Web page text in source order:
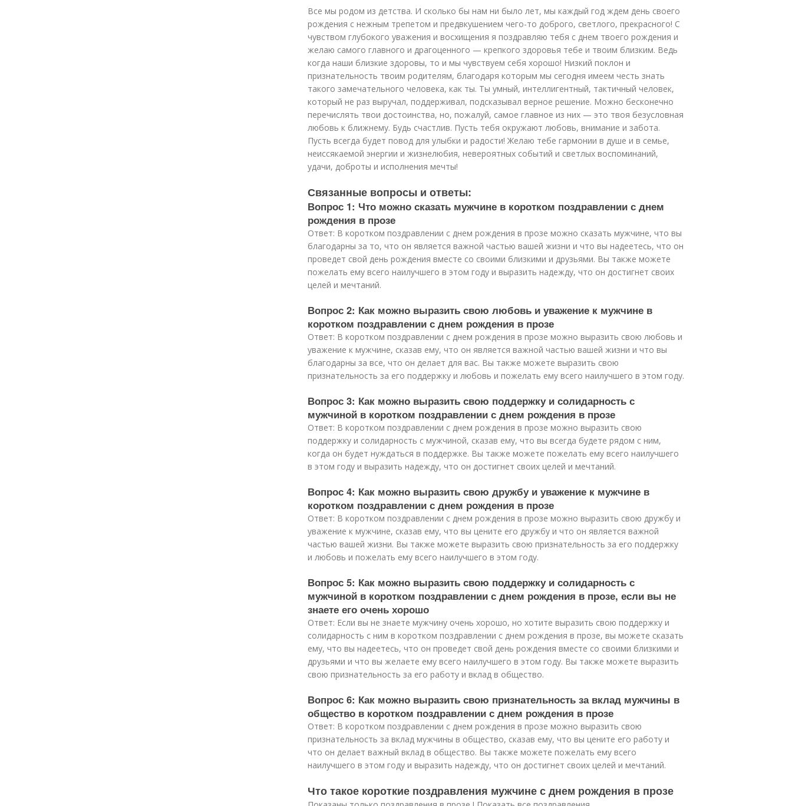
Все мы родом из детства. И сколько бы нам ни было лет, мы каждый год ждем день своего
рождения с нежным трепетом и предвкушением чего-то доброго, светлого, прекрасного! С
чувством глубокого уважения и восхищения я поздравляю тебя с днем твоего рождения и
желаю самого главного и драгоценного — крепкого здоровья тебе и твоим близким. Ведь
когда наши близкие здоровы, то и мы чувствуем себя хорошо! Низкий поклон и
признательность твоим родителям, благодаря которым мы сегодня имеем честь знать
такого замечательного человека, как ты. Ты умный, интеллигентный, тактичный человек,
который не раз выручал, поддерживал, подсказывал верное решение. Можно бесконечно
перечислять твои достоинства, но, пожалуй, самое главное из них — это твоя безусловная
любовь к ближнему. Будь счастлив. Пусть тебя окружают любовь, внимание и забота.
Пусть всегда будет повод для улыбки и радости! Желаю тебе гармонии в душе и в семье,
неиссякаемой энергии и жизнелюбия, невероятных событий и светлых воспоминаний,
удачи, доброты и исполнения мечты!
Связанные вопросы и ответы:
Вопрос 1: Что можно сказать мужчине в коротком поздравлении с днем
рождения в прозе
Ответ: В коротком поздравлении с днем рождения в прозе можно сказать мужчине, что вы
благодарны за то, что он является важной частью вашей жизни и что вы надеетесь, что он
проведет свой день рождения вместе со своими близкими и друзьями. Вы также можете
пожелать ему всего наилучшего в этом году и выразить надежду, что он достигнет своих
целей и мечтаний.
Вопрос 2: Как можно выразить свою любовь и уважение к мужчине в
коротком поздравлении с днем рождения в прозе
Ответ: В коротком поздравлении с днем рождения в прозе можно выразить свою любовь и
уважение к мужчине, сказав ему, что он является важной частью вашей жизни и что вы
благодарны за все, что он делает для вас. Вы также можете выразить свою
признательность за его поддержку и любовь и пожелать ему всего наилучшего в этом году.
Вопрос 3: Как можно выразить свою поддержку и солидарность с
мужчиной в коротком поздравлении с днем рождения в прозе
Ответ: В коротком поздравлении с днем рождения в прозе можно выразить свою
поддержку и солидарность с мужчиной, сказав ему, что вы всегда будете рядом с ним,
когда он будет нуждаться в поддержке. Вы также можете пожелать ему всего наилучшего
в этом году и выразить надежду, что он достигнет своих целей и мечтаний.
Вопрос 4: Как можно выразить свою дружбу и уважение к мужчине в
коротком поздравлении с днем рождения в прозе
Ответ: В коротком поздравлении с днем рождения в прозе можно выразить свою дружбу и
уважение к мужчине, сказав ему, что вы цените его дружбу и что он является важной
частью вашей жизни. Вы также можете выразить свою признательность за его поддержку
и любовь и пожелать ему всего наилучшего в этом году.
Вопрос 5: Как можно выразить свою поддержку и солидарность с
мужчиной в коротком поздравлении с днем рождения в прозе, если вы не
знаете его очень хорошо
Ответ: Если вы не знаете мужчину очень хорошо, но хотите выразить свою поддержку и
солидарность с ним в коротком поздравлении с днем рождения в прозе, вы можете сказать
ему, что вы надеетесь, что он проведет свой день рождения вместе со своими близкими и
друзьями и что вы желаете ему всего наилучшего в этом году. Вы также можете выразить
свою признательность за его работу и вклад в общество.
Вопрос 6: Как можно выразить свою признательность за вклад мужчины в
общество в коротком поздравлении с днем рождения в прозе
Ответ: В коротком поздравлении с днем рождения в прозе можно выразить свою
признательность за вклад мужчины в общество, сказав ему, что вы цените его работу и
что он делает важный вклад в общество. Вы также можете пожелать ему всего
наилучшего в этом году и выразить надежду, что он достигнет своих целей и мечтаний.
Что такое короткие поздравления мужчине с днем рождения в прозе